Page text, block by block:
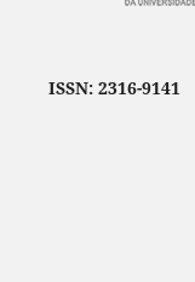
ISSN: 2316-9141